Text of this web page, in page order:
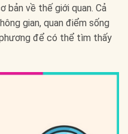
bản về thế giới quan. Cả
gian, quan điểm sống
để có thể tìm thấy